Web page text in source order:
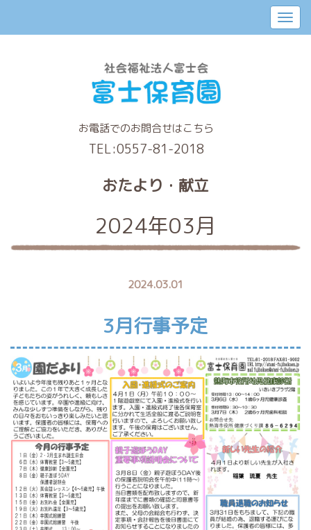
お電話でのお問合せはこちら
TEL:0557-81-2018
おたより・献立
2024年03月
2024.03.01
3月行事予定